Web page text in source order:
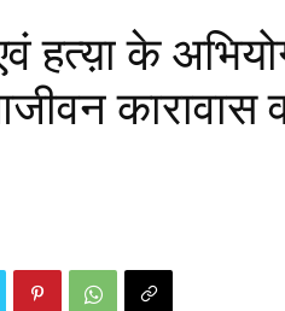
हत्य़ा के
कारावास